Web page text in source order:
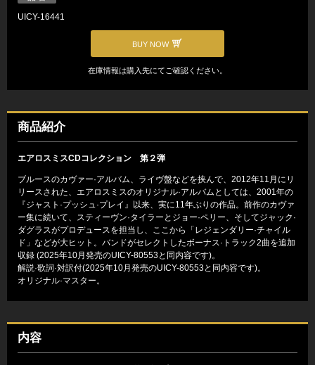
UICY-16441
BUY NOW
在庫情報は購入先にてご確認ください。
商品紹介
エアロスミスCDコレクション 第２弾
ブルースのカヴァー·アルバム、ライヴ盤などを挟んで、2012年11月にリ
リースされた、エアロスミスのオリジナル·アルバムとしては、2001年の
『ジャスト·プッシュ·プレイ』以来、実に11年ぶりの作品。前作のカヴァ
ー集に続いて、スティーヴン·タイラーとジョー·ペリー、そしてジャック·
ダグラスがプロデュースを担当し、ここから「レジェンダリー·チャイル
ド」などが大ヒット。バンドがセレクトしたボーナス·トラック2曲を追加
収録 (2025年10月発売のUICY-80553と同内容です)。
解説·歌詞·対訳付(2025年10月発売のUICY-80553と同内容です)。
オリジナル·マスター。
内容